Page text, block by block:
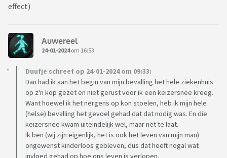
effect)
Auwereel
24-01-2024om 16:53
Duufje schreef op 24-01-2024 om 09:33:
Dan had ik aan het begin van mijn bevalling het hele ziekenhuis
op z'n kop gezet en niet gerust voor ik een keizersnee kreeg.
Want hoewel ik het nergens op kon stoelen, heb ik mijn hele
(helse) bevalling het gevoel gehad dat dat nodig was. En die
keizersnee kwam uiteindelijk wel, maar net te laat.
Ik ben (wij zijn eigenlijk, het is ook het leven van mijn man)
ongewenst kinderloos gebleven, dus dat heeft nogal wat
invloed gehad op hoe ons leven is verlopen.